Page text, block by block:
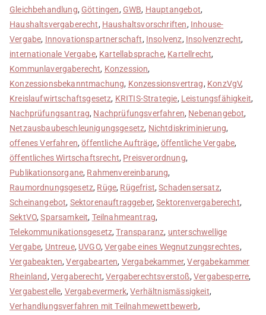
Gleichbehandlung, Göttingen, GWB, Hauptangebot,
Haushaltsvergaberecht, Haushaltsvorschriften, Inhouse-
Vergabe, Innovationspartnerschaft, Insolvenz, Insolvenzrecht,
internationale Vergabe, Kartellabsprache, Kartellrecht,
Kommunlavergaberecht, Konzession,
Konzessionsbekanntmachung, Konzessionsvertrag, KonzVgV,
Kreislaufwirtschaftsgesetz, KRITIS-Strategie, Leistungsfähigkeit,
Nachprüfungsantrag, Nachprüfungsverfahren, Nebenangebot,
Netzausbaubeschleunigungsgesetz, Nichtdiskriminierung,
offenes Verfahren,öffentliche Aufträge, öffentliche Vergabe,
öffentliches Wirtschaftsrecht, Preisverordnung,
Publikationsorgane, Rahmenvereinbarung,
Raumordnungsgesetz, Rüge, Rügefrist,Schadensersatz,
Scheinangebot, Sektorenauftraggeber,Sektorenvergaberecht,
SektVO,Sparsamkeit, Teilnahmeantrag,
Telekommunikationsgesetz,Transparanz, unterschwellige
Vergabe, Untreue, UVGO,Vergabe eines Wegnutzungsrechtes,
Vergabeakten,Vergabearten, Vergabekammer,Vergabekammer
Rheinland, Vergaberecht,Vergaberechtsverstoß,Vergabesperre,
Vergabestelle, Vergabevermerk,Verhältnismässigkeit,
Verhandlungsverfahren mit Teilnahmewettbewerb,